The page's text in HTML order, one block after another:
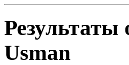
Результаты
Usman